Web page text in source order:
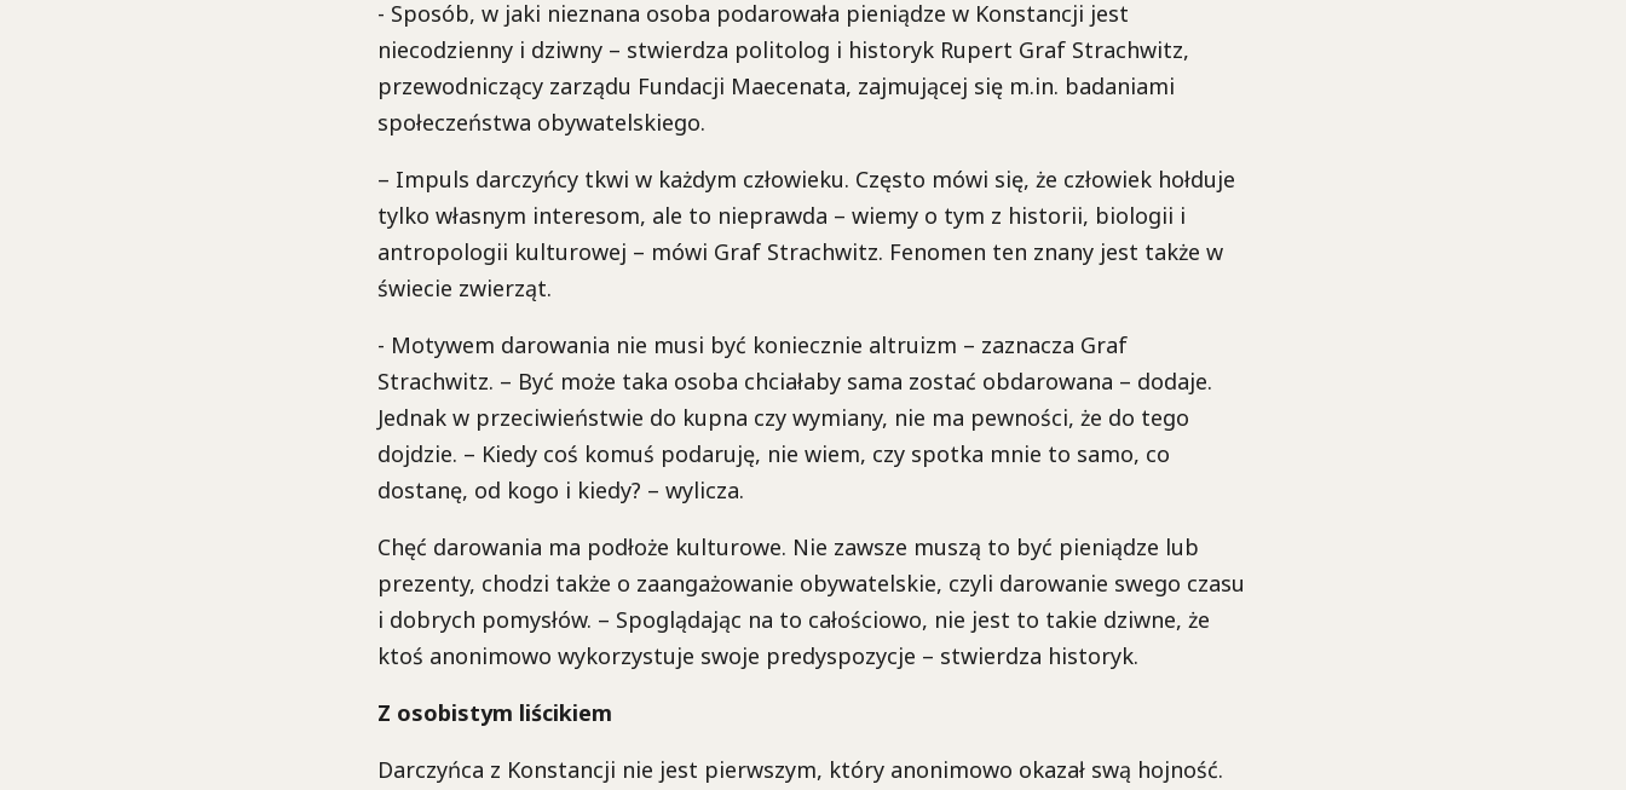
- Sposób, w jaki nieznana osoba podarowała pieniądze w Konstancji jest
niecodzienny i dziwny – stwierdza politolog i historyk Rupert Graf Strachwitz,
przewodniczący zarządu Fundacji Maecenata, zajmującej się m.in. badaniami
społeczeństwa obywatelskiego.
– Impuls darczyńcy tkwi w każdym człowieku. Często mówi się, że człowiek hołduje
tylko własnym interesom, ale to nieprawda – wiemy o tym z historii, biologii i
antropologii kulturowej – mówi Graf Strachwitz. Fenomen ten znany jest także w
świecie zwierząt.
- Motywem darowania nie musi być koniecznie altruizm – zaznacza Graf
Strachwitz. – Być może taka osoba chciałaby sama zostać obdarowana – dodaje.
Jednak w przeciwieństwie do kupna czy wymiany, nie ma pewności, że do tego
dojdzie. – Kiedy coś komuś podaruję, nie wiem, czy spotka mnie to samo, co
dostanę, od kogo i kiedy? – wylicza.
Chęć darowania ma podłoże kulturowe. Nie zawsze muszą to być pieniądze lub
prezenty, chodzi także o zaangażowanie obywatelskie, czyli darowanie swego czasu
i dobrych pomysłów. – Spoglądając na to całościowo, nie jest to takie dziwne, że
ktoś anonimowo wykorzystuje swoje predyspozycje – stwierdza historyk.
Z osobistym liścikiem
Darczyńca z Konstancji nie jest pierwszym, który anonimowo okazał swą hojność.